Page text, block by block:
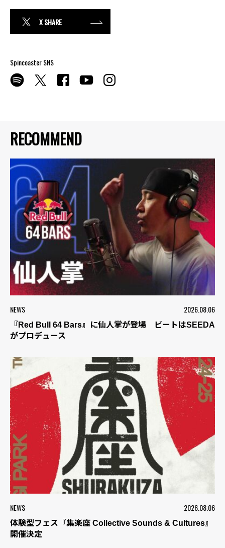
RECOMMEND
NEWS 2026.08.06
『Red Bull 64 Bars』に仙人掌が登場 ビートはSEEDA
がプロデュース
NEWS 2026.08.06
体験型フェス『集楽座 Collective Sounds & Cultures』
開催決定
X SHARE
Spincoaster SNS